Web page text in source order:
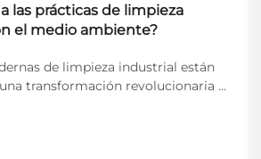
las prácticas de limpieza
el medio ambiente?
de limpieza industrial están
transformación revolucionaria a
con el medio ambiente. Los
de limpieza suelen basarse en